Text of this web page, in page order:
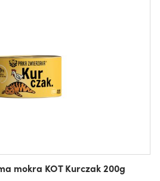
mokra KOT Kurczak 200g